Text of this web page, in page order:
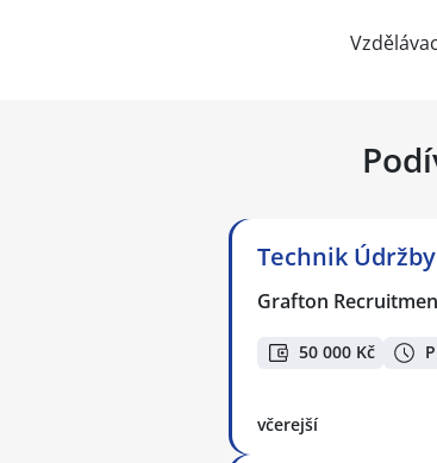
Technik Údržby
Grafton
50 000 Kč
včerejší